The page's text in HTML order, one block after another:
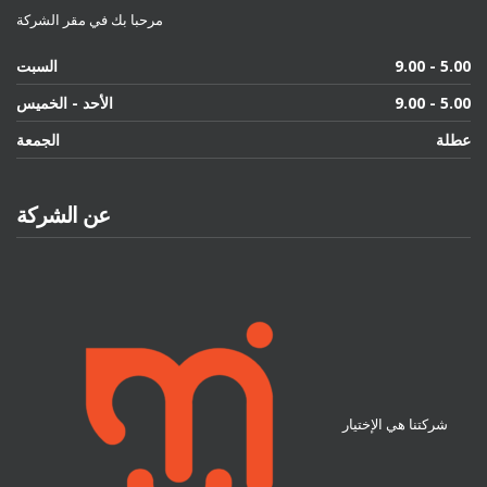
مرحبا بك في مقر الشركة
السبت
9.00 - 5.00
الأحد - الخميس
9.00 - 5.00
الجمعة
عطلة
عن الشركة
شركتنا هي الإختيار